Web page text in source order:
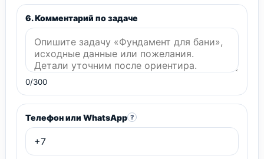
6. Комментарий по задаче
0/300
Телефон или WhatsApp ?